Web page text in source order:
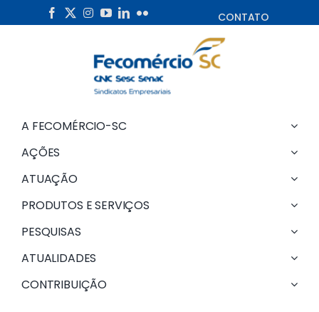
to
CONTATO
A FECOMÉRCIO-SC
AÇÕES
ATUAÇÃO
PRODUTOS E SERVIÇOS
PESQUISAS
ATUALIDADES
CONTRIBUIÇÃO